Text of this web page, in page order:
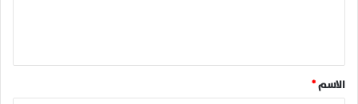
*
الاسم*